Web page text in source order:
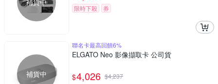
補貨中
限時下殺
券
補貨中
聯名卡最高回饋6%
ELGATO Neo 影像擷取卡 公司貨
$4,026 $4,237